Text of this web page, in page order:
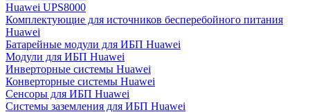
Huawei UPS8000
Комплектующие для источников бесперебойного питания
Huawei
Батарейные модули для ИБП Huawei
Модули для ИБП Huawei
Инверторные системы Huawei
Конверторные системы Huawei
Сенсоры для ИБП Huawei
Системы заземления для ИБП Huawei